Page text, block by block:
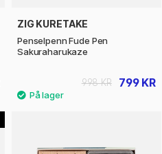
ZIG KURETAKE
Penselpenn Fude Pen
Sakuraharukaze
799 KR
998 KR